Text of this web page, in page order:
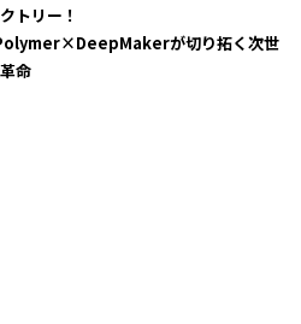
トリー！
が切り拓く次世
命